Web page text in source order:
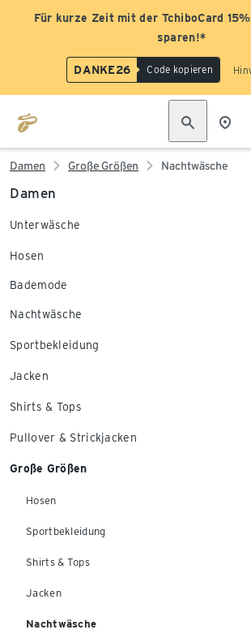
Für kurze Zeit mit der TchiboCard
sparen!*
DANKE26 Code kopieren
Damen Große Größen Nachtwäsche
Damen
Unterwäsche
Hosen
Bademode
Nachtwäsche
Sportbekleidung
Jacken
Shirts & Tops
Pullover & Strickjacken
Große Größen
Hosen
Sportbekleidung
Shirts & Tops
Jacken
Nachtwäsche